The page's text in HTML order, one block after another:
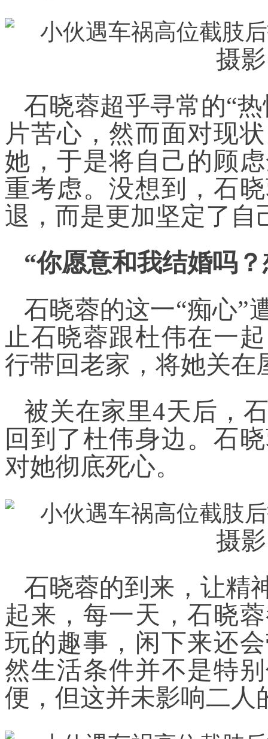
摄
石晓蓉超乎寻常的“
片苦心，然而面对现
她，于是将自己的顾
重考虑。没想到，石
退，而是更加坚定了自
“你愿意和我结婚吗
石晓蓉的这一“痴心”
止石晓蓉跟杜伟在一
行带回老家，将她关在
被关在家里4天后，
回到了杜伟身边。石
对她彻底死心。
摄
石晓蓉的到来，让精
起来，每一天，石晓
玩的趣事，闲下来还
然生活条件并不是特
便，但这并未影响二人